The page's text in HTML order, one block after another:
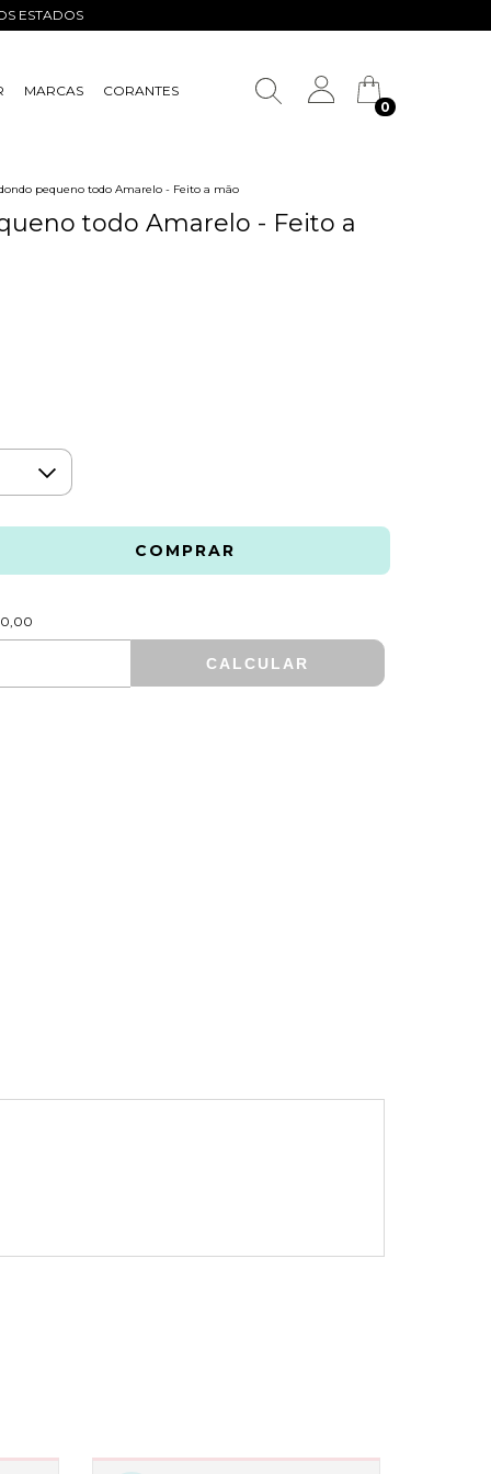
ESTADOS
MARCAS
CORANTES
0
pequeno todo Amarelo - Feito a mão
todo Amarelo - Feito a
ALTERAR CEP
CALCULAR